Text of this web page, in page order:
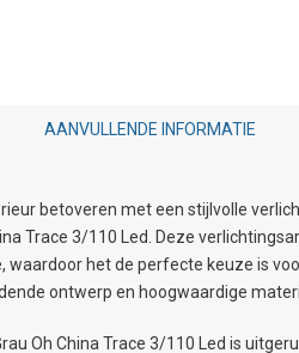
AANVULLENDE INFORMATIE
betoveren met een stijlvolle
Trace 3/110 Led. Deze
waardoor het de perfecte keuze is
ontwerp en hoogwaardige
Oh China Trace 3/110 Led is